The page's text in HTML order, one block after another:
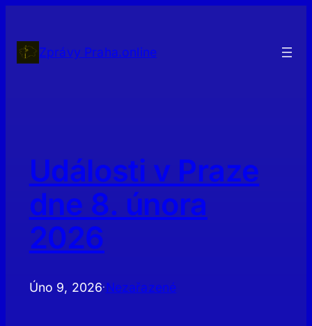
obsahZprávy Praha.online
Události v Praze
dne 8. února
2026
Úno 9, 2026· Nezařazené